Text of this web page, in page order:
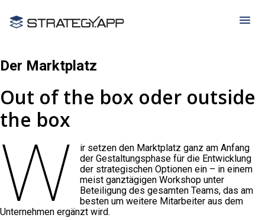
Der Marktplatz
Out of the box oder outside
the box
W
ir setzen den Marktplatz ganz am Anfang
der Gestaltungsphase für die Entwicklung
der strategischen Optionen ein – in einem
meist ganztägigen Workshop unter
Beteiligung des gesamten Teams, das am
besten um weitere Mitarbeiter aus dem
Unternehmen ergänzt wird.